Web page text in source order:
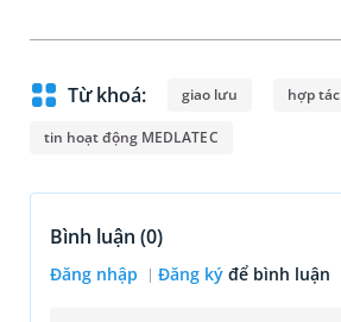
Từ khoá: giao lưu hợp tác
tin hoạt động MEDLATEC
Bình luận (0)
Đăng nhập Đăng ký để bình luận